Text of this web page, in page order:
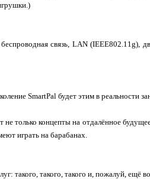
связь, LAN (IEEE802.11g),
SmartPal будет этим в реальности
только концепты на отдалённое
играть на барабанах.
такого, такого, такого и, пожалуй, ещё